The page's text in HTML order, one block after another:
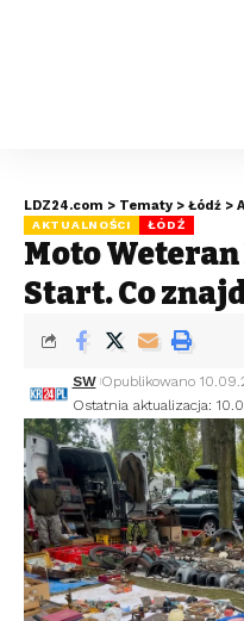
LDZ24.com > Tematy > Łódź >
AKTUALNOŚCI ŁÓDŹ
Moto
Start. Co
Ostatnia aktualizacja:
SW Opublikowano